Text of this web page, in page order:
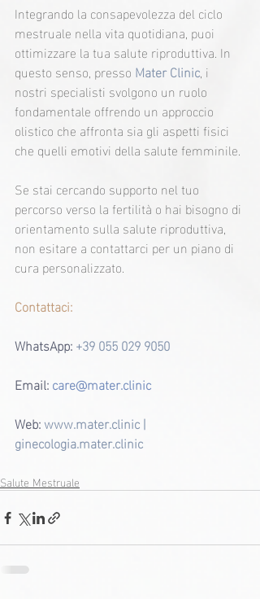
Integrando la consapevolezza del ciclo
mestruale nella vita quotidiana, puoi
ottimizzare la tua salute riproduttiva. In
questo senso, presso Mater Clinic, i
nostri specialisti svolgono un ruolo
fondamentale offrendo un approccio
olistico che affronta sia gli aspetti fisici
che quelli emotivi della salute femminile.
Se stai cercando supporto nel tuo
percorso verso la fertilità o hai bisogno di
orientamento sulla salute riproduttiva,
non esitare a contattarci per un piano di
cura personalizzato.
Contattaci:
WhatsApp:+39 055 029 9050
Email: care@mater.clinic
Web: www.mater.clinic |
ginecologia.mater.clinic
Salute Mestruale